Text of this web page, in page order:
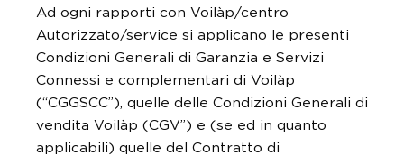
Ad ogni rapporti con Voilàp/centro
Autorizzato/service si applicano le presenti
Condizioni Generali di Garanzia e Servizi
Connessi e complementari di Voilàp
(“CGGSCC”), quelle delle Condizioni Generali di
vendita Voilàp (CGV”) e (se ed in quanto
applicabili) quelle del Contratto di